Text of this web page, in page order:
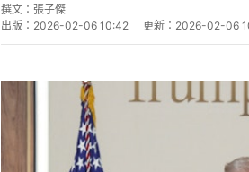
撰文： 張子傑
出版： 2026-02-06 10:42 更新： 2026-02-06